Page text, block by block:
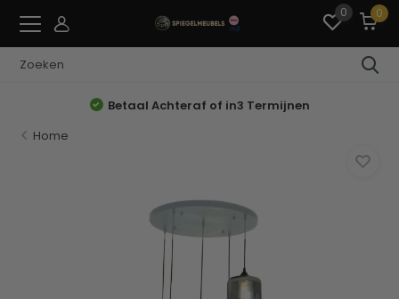
0 0
Betaal Achteraf of in3 Termijnen
Home